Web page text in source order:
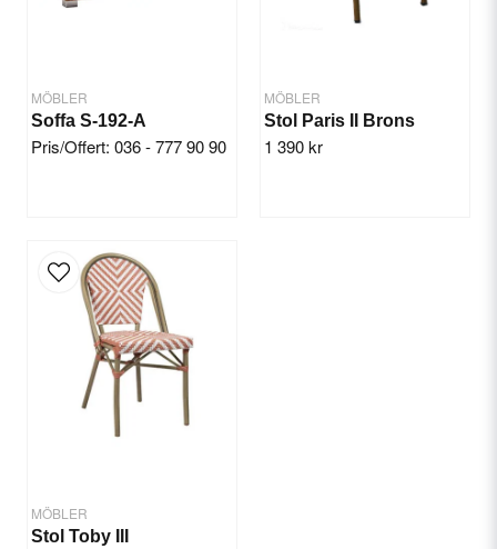
MÖBLER
Soffa S-192-A
Pris/Offert: 036 - 777 90 90
MÖBLER
Stol Paris II Brons
1 390 kr
MÖBLER
Stol Toby III